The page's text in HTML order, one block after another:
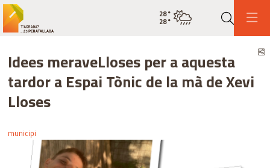
État actuel de la météo pluie
28°
28°
Idees meraveLloses per a aquesta
tardor a Espai Tònic de la mà de Xevi
Lloses
municipi